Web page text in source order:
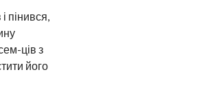
пінився,
ців з
його